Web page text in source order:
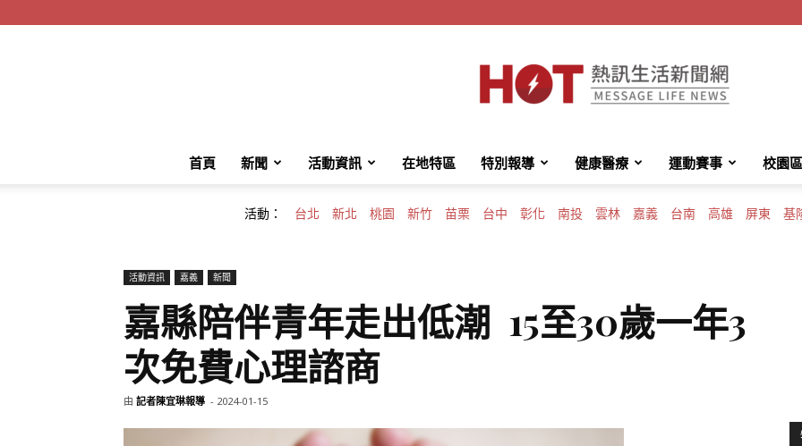
HotMessage
首頁 新聞 活動資訊 在地特區 特別報導 健康醫療 運動賽事 校園區
活動： 台北 新北 桃園 新竹 苗栗 台中 彰化 南投 雲林 嘉義 台南 高雄 屏東 基
活動資訊 嘉義 新聞
嘉縣陪伴青年走出低潮 15至30歲一年3
次免費心理諮商
由 記者陳宜琳報導 - 2024-01-15